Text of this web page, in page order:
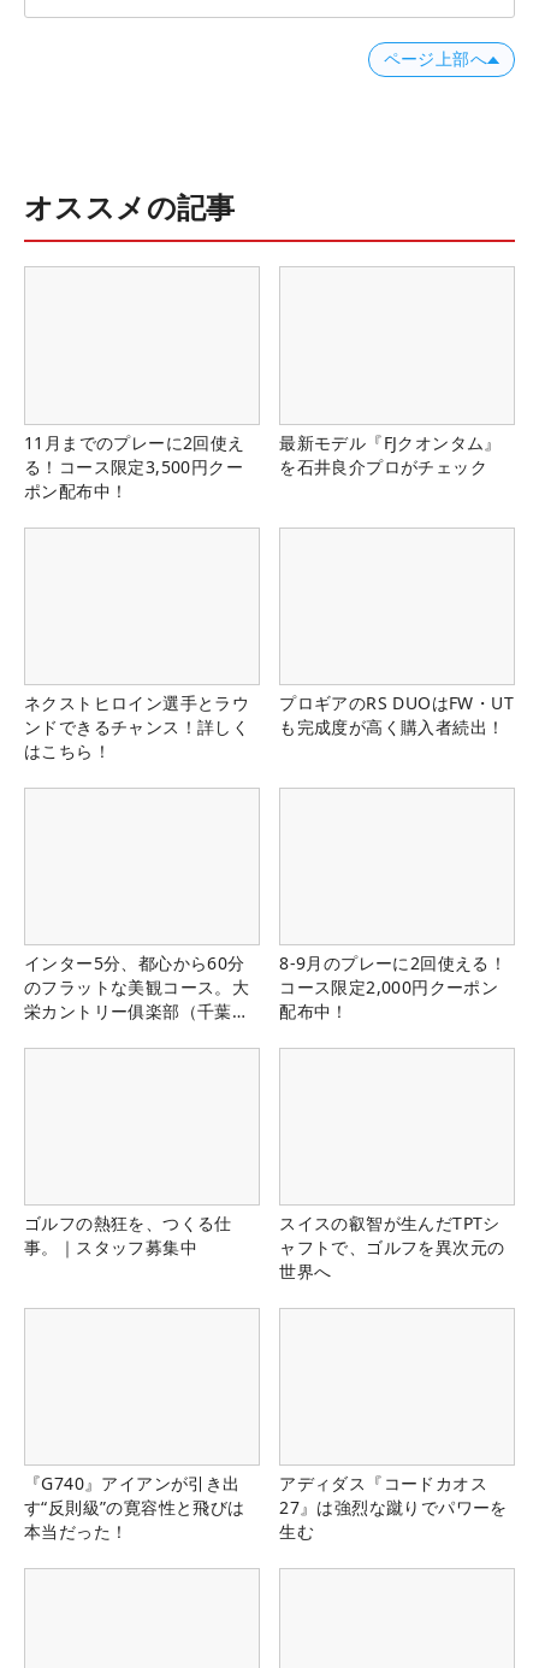
ページ上部へ
オススメの記事
11月までのプレーに2回使え
る！コース限定3,500円クー
ポン配布中！
最新モデル『FJクオンタム』
を石井良介プロがチェック
ネクストヒロイン選手とラウ
ンドできるチャンス！詳しく
はこちら！
プロギアのRS DUOはFW・UT
も完成度が高く購入者続出！
インター5分、都心から60分
のフラットな美観コース。大
栄カントリー俱楽部（千葉
8-9月のプレーに2回使える！
コース限定2,000円クーポン
配布中！
ゴルフの熱狂を、つくる仕
事。｜スタッフ募集中
スイスの叡智が生んだTPTシ
ャフトで、ゴルフを異次元の
世界へ
『G740』アイアンが引き出
す“反則級”の寛容性と飛びは
本当だった！
アディダス『コードカオス
27』は強烈な蹴りでパワーを
生む